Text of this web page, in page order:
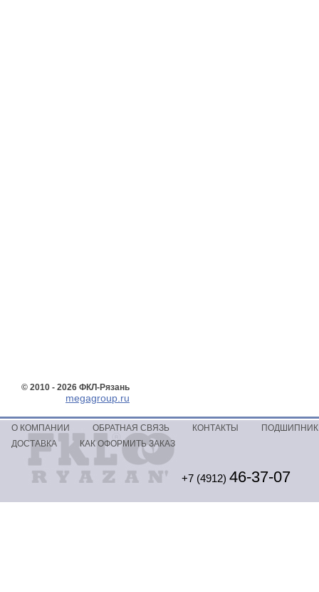
© 2010 - 2026 ФКЛ-Рязань
megagroup.ru
+7 (4912) 46-37-07
О КОМПАНИИ ОБРАТНАЯ СВЯЗЬ КОНТАКТЫ
ДОСТАВКА
КАК ОФОРМИТЬ ЗАКАЗ